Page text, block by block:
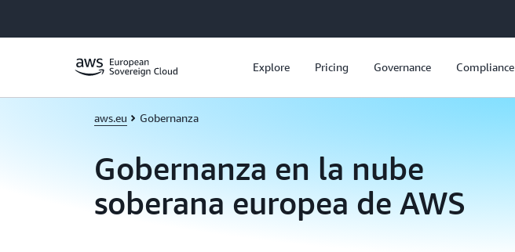
Explore Pricing Governance Compliance
aws.eu Gobernanza
Gobernanza en la nube
soberana europea de AWS